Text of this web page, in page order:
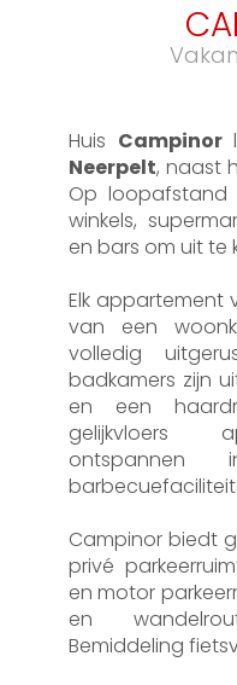
Huis Campinor
Neerpelt, naast
Op
winkels,
en bars om uit te
Elk appartement
van een
volledig
badkamers zijn
en een
gelijkvloers
Campinor biedt
privé
en motor
en
Bemiddeling